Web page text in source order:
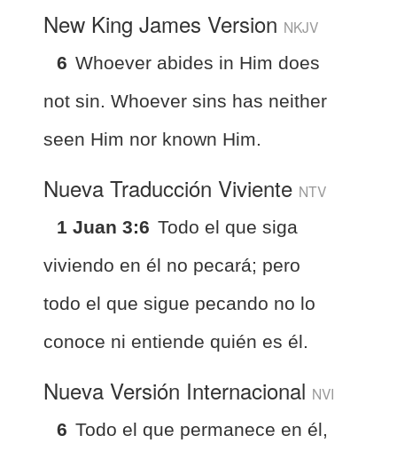
New King James Version NKJV
6 Whoever abides in Him does
not sin. Whoever sins has neither
seen Him nor known Him.
Nueva Traducción Viviente NTV
1 Juan 3:6 Todo el que siga
viviendo en él no pecará; pero
todo el que sigue pecando no lo
conoce ni entiende quién es él.
Nueva Versión Internacional NVI
6 Todo el que permanece en él,